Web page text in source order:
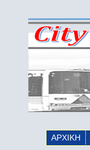
ΑΡΧΙΚΗ